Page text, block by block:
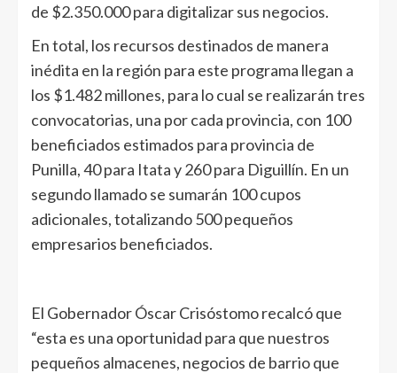
de $2.350.000 para digitalizar sus negocios.
En total, los recursos destinados de manera
inédita en la región para este programa llegan a
los $1.482 millones, para lo cual se realizarán tres
convocatorias, una por cada provincia, con 100
beneficiados estimados para provincia de
Punilla, 40 para Itata y 260 para Diguillín. En un
segundo llamado se sumarán 100 cupos
adicionales, totalizando 500 pequeños
empresarios beneficiados.
El Gobernador Óscar Crisóstomo recalcó que
“esta es una oportunidad para que nuestros
pequeños almacenes, negocios de barrio que